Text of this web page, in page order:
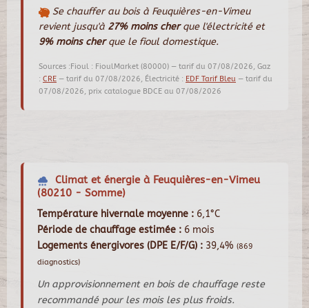
Se chauffer au bois à Feuquières-en-Vimeu
revient jusqu'à 27% moins cherque l'électricité et
9% moins cherque le fioul domestique.
Sources :Fioul : FioulMarket (80000) — tarif du 07/08/2026, Gaz
: CRE — tarif du 07/08/2026, Électricité : EDF Tarif Bleu — tarif du
07/08/2026, prix catalogue BDCE au 07/08/2026
Climat et énergie à Feuquières-en-Vimeu
(80210 - Somme)
Température hivernale moyenne : 6,1°C
Période de chauffage estimée : 6 mois
Logements énergivores (DPE E/F/G) : 39,4% (869
diagnostics)
Un approvisionnement en bois de chauffage reste
recommandé pour les mois les plus froids.